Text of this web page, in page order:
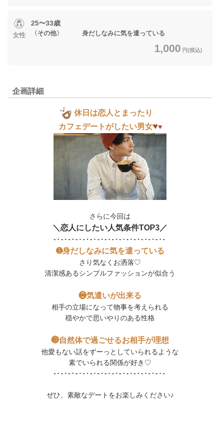
女性
25〜33歳
〈その他〉 身だしなみに気を遣っている
1,000 円(税込)
企画詳細
休日は恋人とまったり
カフェデートがしたい男女♥♥
さらに今回は
＼恋人にしたい人気条件TOP​​​​3／
➊身だしなみに気を遣っている
さり気なくお洒落♡
清潔感あるシンプルファッションが似合う
❷気遣いが出来る
相手の立場になって物事を考えられる
穏やかで思いやりのある性格
❸自然体で過ごせるお相手が理想
他愛もない話をずーっとしていられるような
素でいられる関係が好き♡
ぜひ、素敵なデートをお楽しみください♪